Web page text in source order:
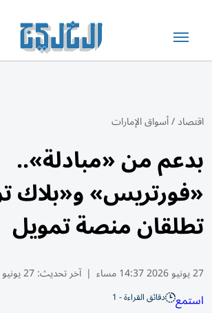
اقتصاد/أسواق الإمارات
بدعم من «مبادلة»..
«فورتريس» و«بلاك
تطلقان منصة تمويل
27 يونيو 2026 14:37 مساء | آخر تحديث:27 يونيو 14:42 2026
استمع دقائق القراءة - 1